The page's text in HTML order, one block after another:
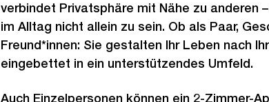
verbindet Privatsphäre mit Nähe zu anderen
im Alltag nicht allein zu sein. Ob als Paar,
Freund*innen: Sie gestalten Ihr Leben nach
eingebettet in ein unterstützendes Umfeld.
Auch Einzelpersonen können ein 2-Zimmer-